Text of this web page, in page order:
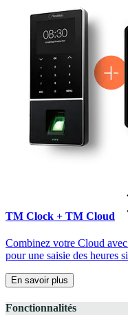
TM Clock + TM Cloud
Combinez votre Cloud
pour une saisie des heures
En savoir plus
Fonctionnalités